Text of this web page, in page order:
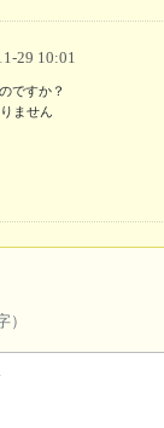
29 10:01
ですか？
ません
）